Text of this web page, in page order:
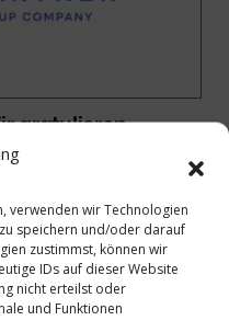
verwenden wir Technologien
speichern und/oder darauf
zustimmst, können wir
IDs auf dieser Website
nicht erteilst oder
und Funktionen
gratulieren